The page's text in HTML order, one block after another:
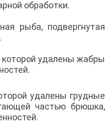
обработки.
рыба, подвергнутая
удалены жабры
удалены грудные
частью брюшка,